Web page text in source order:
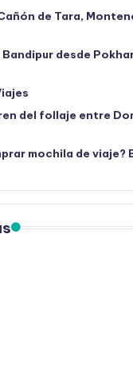
de Tara,
Bandipur desde
del follaje entre
mochila de viaje?